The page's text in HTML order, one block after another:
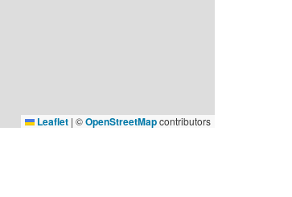
Leaflet | ©OpenStreetMapcontributors